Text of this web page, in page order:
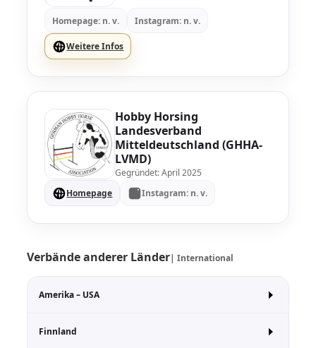
Homepage: n. v. Instagram: n. v.
Weitere Infos
Hobby Horsing
Landesverband
Mitteldeutschland (GHHA-
LVMD)
Gegründet: April 2025
Homepage
Instagram: n. v.
Verbände anderer Länder| International
Amerika – USA
Finnland